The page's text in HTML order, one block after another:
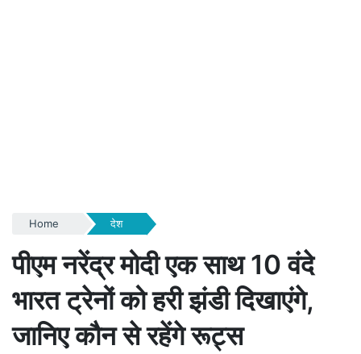
Home देश
पीएम नरेंद्र मोदी एक साथ 10 वंदे
भारत ट्रेनों को हरी झंडी दिखाएंगे,
जानिए कौन से रहेंगे रूट्स